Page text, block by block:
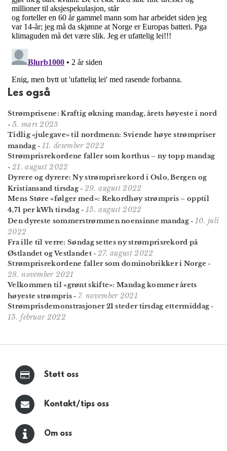
Les også
Strømprisene: Kraftig økning mandag, årets høyeste i nord
- 5. mars 2023
Tidlig «julegave» til nordmenn: Sviende høye strømpriser
mandag- 11. desember 2022
Strømprisrekordene faller som korthus – ny topp mandag
- 21. august 2022
Dyrere og dyrere: Ny strømprisrekord i Oslo, Bergen og
Kristiansand tirsdag -29. august 2022
Mens Støre «følger med»: Rekordhøy strømpris – opptil
4,71 per kWh tirsdag -15. august 2022
Den dyreste sommer­strømmen noensinne mandag- 10. juli
2022
Fra ille til verre: Søndag settes ny strømprisrekord på
Østlandet og Vestlandet- 27. august 2022
Strømprisrekordene faller som dominobrikker i Norge -
28. november 2021
Velkommen til «grønt skifte»: Mandag kommer årets
høyeste strømpris - 7. november 2021
Strømpris­demonstrasjoner 21 steder tirsdag ettermiddag -
15. februar 2022
Støtt oss
Kontakt/tips oss
Om oss